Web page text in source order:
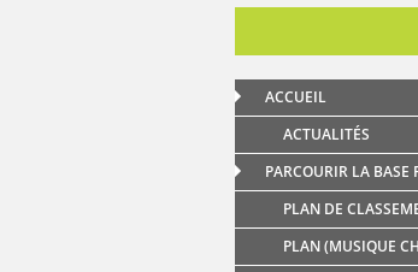
ACCUEIL
ACTUALITÉS
PARCOURIR LA BASE
PLAN DE
PLAN (MUSIQUE